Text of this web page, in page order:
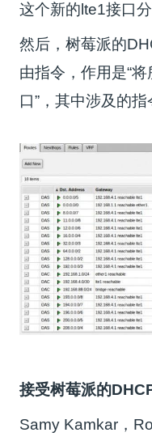
这个新的lte1接口分
然后，树莓派的
由指令，作用是“
口”，其中涉及的指
接受树莓派的
Samy Kamkar，